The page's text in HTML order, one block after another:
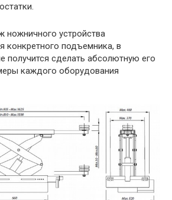
ножничного устройства
конкретного подъемника, в
получится сделать абсолютную его
каждого оборудования